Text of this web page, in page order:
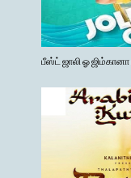
பீஸ்ட் ஜாலி ஓ